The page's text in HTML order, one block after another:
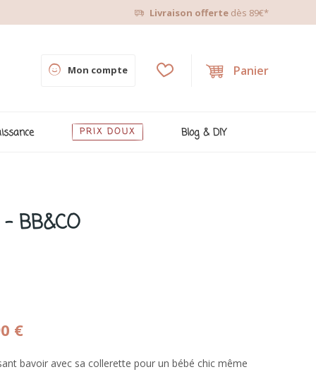
Livraison offerte dès 89€*
Panier
Mon compte
PRIX DOUX Blog & DIY
BB&CO
€
bavoir avec sa collerette pour un bébé chic même